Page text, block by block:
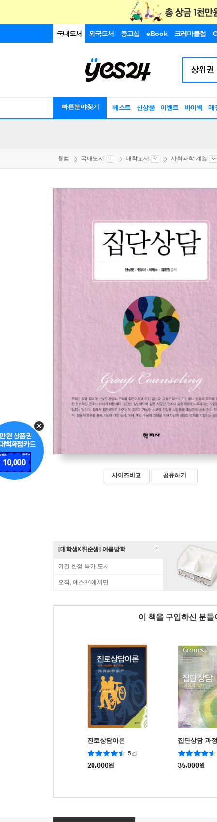
국내도서 외국도서 중고샵 eBook 크레마클럽
빠른분야찾기 베스트 신상품 이벤트 바이백 매
웰컴 국내도서 대학교재 사회과학 계열
사이즈비교 공유하기
[대학생X취준생] 여름방학
기간 한정 특가 도서
오직, 예스24에서만
이 책을 구입하신 분
진로상담이론
5건
20,000원
집단상담 과
35,000원